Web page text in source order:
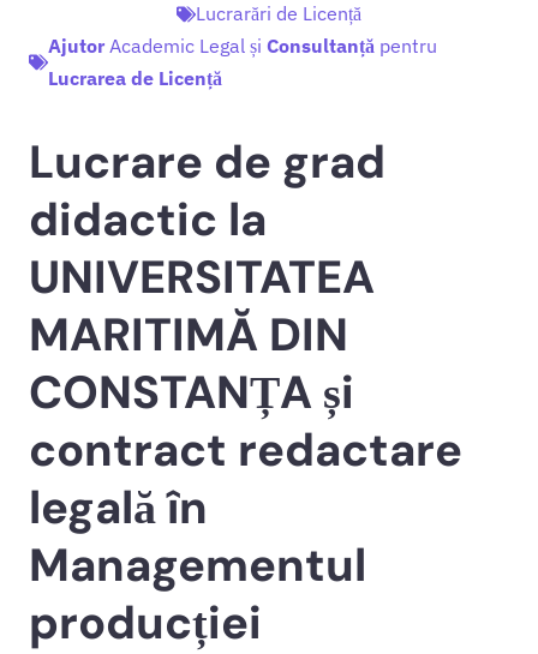
Lucrarări de Licență
Ajutor Academic Legal și Consultanță pentru
Lucrarea de Licență
Lucrare de grad
didactic la
UNIVERSITATEA
MARITIMĂ DIN
CONSTANȚA și
contract redactare
legală în
Managementul
producției